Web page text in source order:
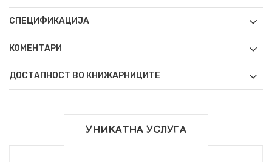
СПЕЦИФИКАЦИЈА
КОМЕНТАРИ
ДОСТАПНОСТ ВО КНИЖАРНИЦИТЕ
УНИКАТНА УСЛУГА